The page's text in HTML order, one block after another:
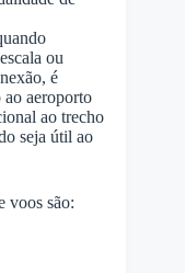
ou
é
ao aeroporto
ao trecho
seja útil ao
voos são: